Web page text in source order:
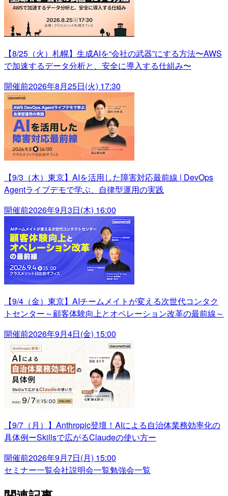
【8/25（火）札幌】生成AIを“会社の武器”にする方法〜AWS
で加速するデータ分析と、安全に導入する仕組み〜
開催前2026年8月25日(火) 17:30
【9/3（木）東京】AIを活用した障害対応最前線 | DevOps
Agentライブデモで学ぶ、自律型運用の実践
開催前2026年9月3日(木) 16:00
【9/4（金）東京】AIチームメイトが変える次世代コンタク
トセンター～顧客体験向上とオペレーション改革の最前線～
開催前2026年9月4日(金) 15:00
【9/7（月）】Anthropic登壇！AIによる自治体業務効率化の
具体例ーSkillsで広がるClaudeの使い方ー
開催前2026年9月7日(月) 15:00
セミナー一覧会社説明会一覧勉強会一覧